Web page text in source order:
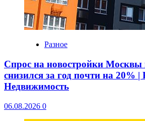
Разное
Спрос на новостройки Москвы
снизился за год почти на 20%
Недвижимость
06.08.2026 0